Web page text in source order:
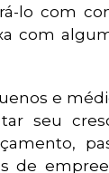
lo com
com
e
seu
de